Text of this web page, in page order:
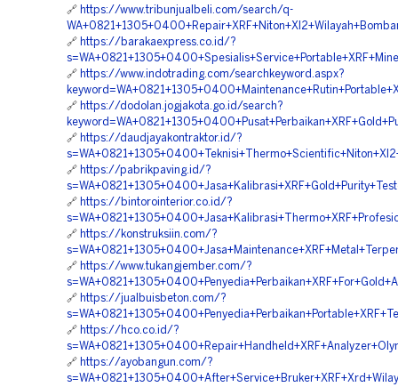
🔗 https://www.tribunjualbeli.com/search/q-
🔗 https://barakaexpress.co.id/?
🔗 https://www.indotrading.com/searchkeyword.aspx?
🔗 https://dodolan.jogjakota.go.id/search?
🔗 https://daudjayakontraktor.id/?
🔗 https://pabrikpaving.id/?
🔗 https://bintorointerior.co.id/?
🔗 https://konstruksiin.com/?
🔗 https://www.tukangjember.com/?
🔗 https://jualbuisbeton.com/?
🔗 https://hco.co.id/?
🔗 https://ayobangun.com/?